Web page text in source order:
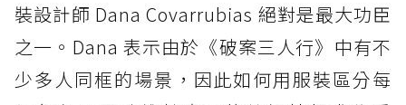
裝設計師 Dana Covarrubias 絕對是最大功臣
之一。Dana 表示由於《破案三人行》中有不
少多人同框的場景，因此如何用服裝區分每